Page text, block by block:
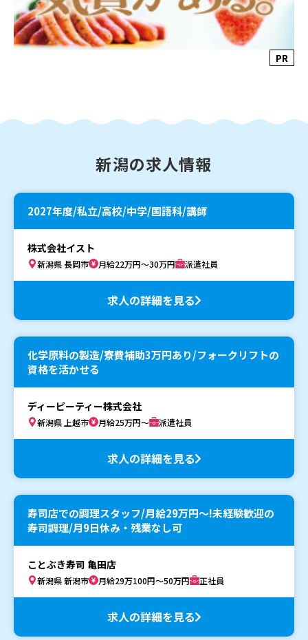
PR
新潟の求人情報
2027年度/私立/高校/中学/国語科/講師
株式会社イスト
新潟県 長岡市 月給22万円～30万円 派遣社員
求人の詳細を見る
化学原料の製造/寮費補助3万円あり/フォークリフトの
資格を活かせる
ディーピーティー株式会社
新潟県 上越市 月給25万円～ 派遣社員
求人の詳細を見る
寿司店での調理スタッフ/月給29万円〜!未経験歓迎の
寿司調理/月9日休み・残業なし可
ことぶき寿司 亀田店
新潟県 新潟市 月給29万100円～50万円 正社員
求人の詳細を見る